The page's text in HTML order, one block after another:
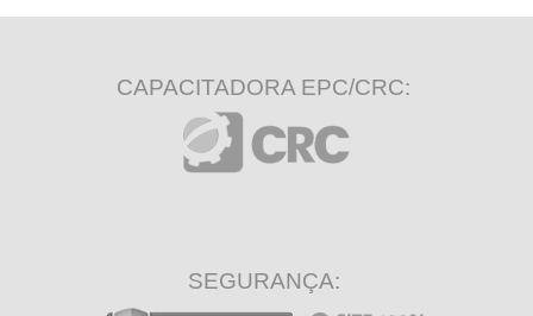
CAPACITADORA EPC/CRC:
SEGURANÇA: